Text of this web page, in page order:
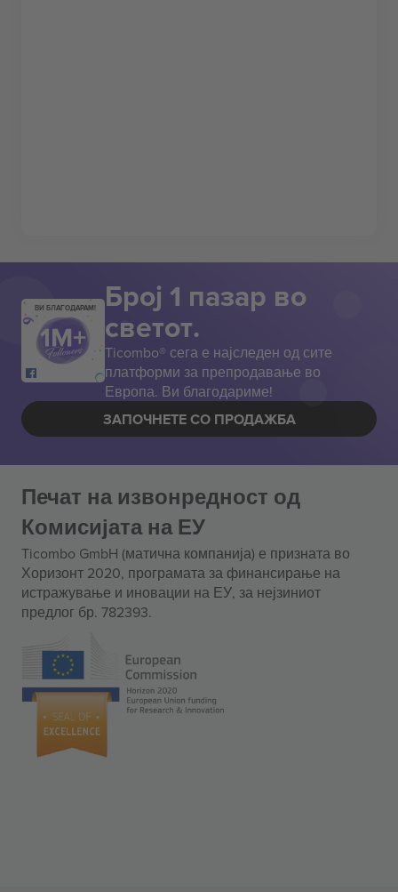
ВИ БЛАГОДАРАМ! Број 1 пазар во
светот.
Ticombo® сега е најследен од сите
платформи за препродавање во
Европа. Ви благодариме!
ЗАПОЧНЕТЕ СО ПРОДАЖБА
Печат на извонредност од
Комисијата на ЕУ
Ticombo GmbH (матична компанија) е призната во
Хоризонт 2020, програмата за финансирање на
истражување и иновации на ЕУ, за нејзиниот
предлог бр. 782393.